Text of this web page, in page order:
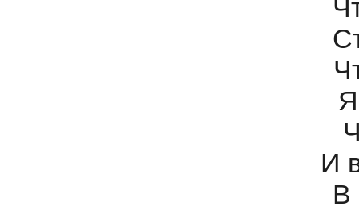
И
В